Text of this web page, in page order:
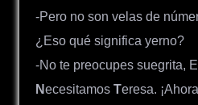
-Pero no son velas de
¿Eso qué significa yerno?
-No te preocupes suegrita,
Necesitamos Teresa.